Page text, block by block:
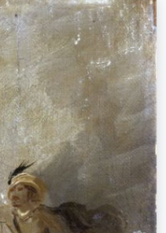
Opisz scenę – np. zielona łąka,
abstrakcja z czerwienią, ciemny olej,
stojący akt obok drzewa.